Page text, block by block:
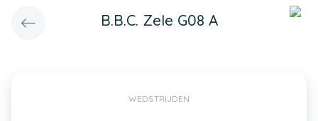
B.B.C. Zele G08 A
WEDSTRIJDEN